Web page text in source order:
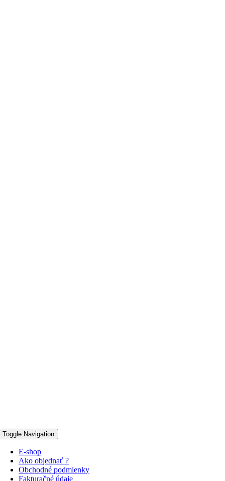
Toggle Navigation
E-shop
Ako objednať ?
Obchodné podmienky
Fakturačné údaje